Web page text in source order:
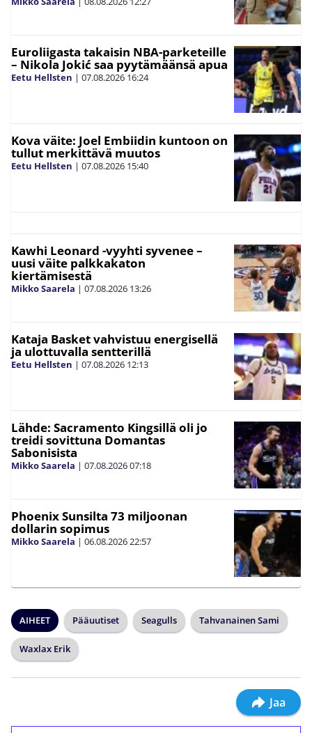
Euroliigasta takaisin NBA-parketeille
– Nikola Jokić saa pyytämäänsä apua
Eetu Hellsten | 07.08.2026 16:24
Kova väite: Joel Embiidin kuntoon on
tullut merkittävä muutos
Eetu Hellsten | 07.08.2026 15:40
Kawhi Leonard -vyyhti syvenee –
uusi väite palkkakaton
kiertämisestä
Mikko Saarela | 07.08.2026 13:26
Kataja Basket vahvistuu energisellä
ja ulottuvalla sentterillä
Eetu Hellsten | 07.08.2026 12:13
Lähde: Sacramento Kingsillä oli jo
treidi sovittuna Domantas
Sabonisista
Mikko Saarela | 07.08.202607:18
Phoenix Sunsilta 73 miljoonan
dollarin sopimus
Mikko Saarela | 06.08.202622:57
AIHEET Pääuutiset Seagulls Tahvanainen Sami
Waxlax Erik
Jaa